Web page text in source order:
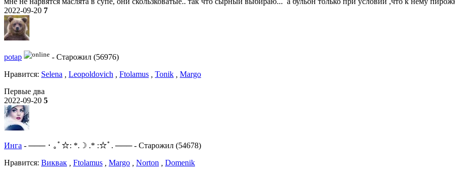
2022-09-20 7
potap - Старожил (56976)
Нравитcя: Selena , Leopoldovich , Ftolamus , Tonik , Margo
Первые два
2022-09-20 5
Инга - ─── ･ ｡ﾟ☆: *.☽ .* :☆ﾟ. ─── - Старожил (54678)
Нравитcя: Виквак , Ftolamus , Margo , Norton , Domenik